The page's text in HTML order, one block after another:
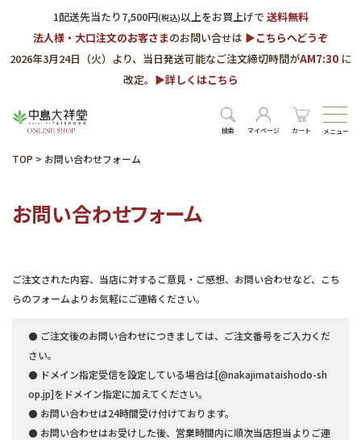
1配送先当たり7,500円(税込)以上をお買上げで 送料無料
法人様・大口注文のお客さまのお問い合せは ▶︎こちらへどうぞ
2026年3月24日（火）より、当日発送可能なご注文締切時間がAM7:30 に
改定。 ▶︎詳しくはこちら
検索 マイページ カート メニュー
TOP > お問い合わせフォーム
お問い合わせフォーム
ご注文された内容、当店に対するご意見・ご感想、お問い合わせなど、こち
らのフォームよりお気軽にご連絡ください。
⚫ ご注文後のお問い合わせにつきましては、ご注文番号をご入力くだ
さい。
⚫ ドメイン指定受信を設定している場合は[@nakajimataishodo-sh
op.jp]をドメイン指定に加えてください。
⚫ お問い合わせは24時間受け付けております。
⚫ お問い合わせはお受けした後、営業時間内に順次当店担当よりご連